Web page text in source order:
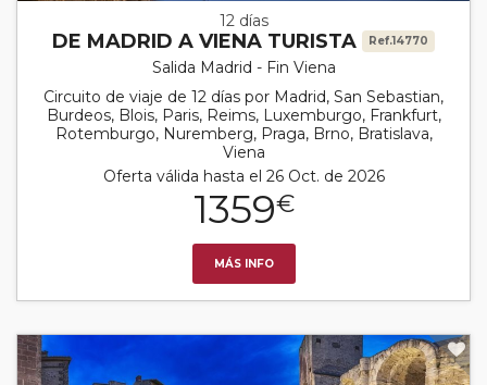
12 días
DE MADRID A VIENA TURISTA Ref.14770
Salida Madrid - Fin Viena
Circuito de viaje de 12 días por Madrid, San Sebastian,
Burdeos, Blois, Paris, Reims, Luxemburgo, Frankfurt,
Rotemburgo, Nuremberg, Praga, Brno, Bratislava,
Viena
Oferta válida hasta el 26 Oct. de 2026
1359€
MÁS INFO